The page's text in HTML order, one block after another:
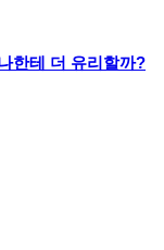
한테 더 유리할까?